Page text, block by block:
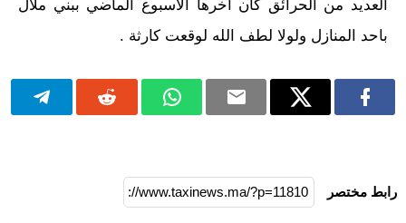
العديد من الحرائق كان اخرها الاسبوع الماضي ببني ملال
باحد المنازل ولولا لطف الله لوقعت كارثة .
رابط مختصر